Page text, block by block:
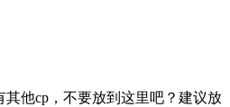
他cp，不要放到这里吧？建议放